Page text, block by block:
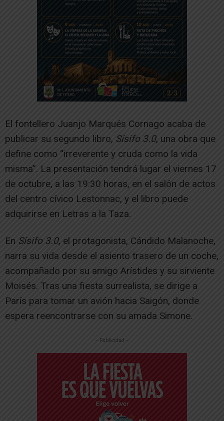
El fontellero Juanjo Marqués Cornago acaba de
publicar su segundo libro, Sísifo 3.0, una obra que
define como “irreverente y cruda como la vida
misma”. La presentación tendrá lugar el viernes 17
de octubre, a las 19:30 horas, en el salón de actos
del centro cívico Lestonnac, y el libro puede
adquirirse en Letras a la Taza.
En Sísifo 3.0, el protagonista, Cándido Malanoche,
narra su vida desde el asiento trasero de un coche,
acompañado por su amigo Arístides y su sirviente
Moisés. Tras una fiesta surrealista, se dirige a
París para tomar un avión hacia Saigón, donde
espera reencontrarse con su amada Simone.
-- Publicidad --